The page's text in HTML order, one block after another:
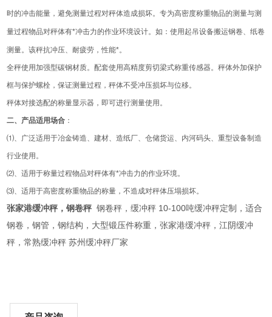
时的冲击能量，避免测量过程对秤体造成损坏。专为高密度称重物品的测量与测
量过程物品对秤体有*冲击力的作业环境设计。如：使用起吊设备搬运钢卷、纸卷
测量。该秤抗冲压、耐疲劳，性能*。
全秤使用加强型碳钢材质。配套使用高精度剪切梁式称重传感器。秤体外加保护
框与保护螺栓，保证测量过程，秤体不受冲压损坏与位移。
秤体对接选配的称量显示器，即可进行测量使用。
二、产品适用场合 ：
⑴、广泛适用于冶金铸造、建材、造纸厂、仓储货运、内河码头、重型设备制造
行业使用。
⑵、适用于称量过程物品对秤体有*冲击力的作业环境。
⑶、适用于高密度称重物品的称量，不造成对秤体压塌损坏。
张家港缓冲秤，钢卷秤 钢卷秤，缓冲秤 10-100吨缓冲秤定制，适合
钢卷，钢管，钢结构，大型锻压件称重，张家港缓冲秤，江阴缓冲
秤，常熟缓冲秤 苏州缓冲秤厂家